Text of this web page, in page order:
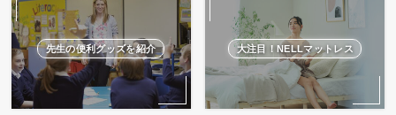
先生の便利グッズを紹介 大注目！NELLマットレス